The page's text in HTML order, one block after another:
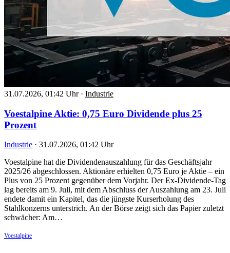
31.07.2026, 01:42 Uhr · Industrie
Voestalpine Aktie: 0,75 Euro Dividende plus 25
Prozent
Industrie · 31.07.2026, 01:42 Uhr
Voestalpine hat die Dividendenauszahlung für das Geschäftsjahr
2025/26 abgeschlossen. Aktionäre erhielten 0,75 Euro je Aktie – ein
Plus von 25 Prozent gegenüber dem Vorjahr. Der Ex-Dividende-Tag
lag bereits am 9. Juli, mit dem Abschluss der Auszahlung am 23. Juli
endete damit ein Kapitel, das die jüngste Kurserholung des
Stahlkonzerns unterstrich. An der Börse zeigt sich das Papier zuletzt
schwächer: Am…
Voestalpine